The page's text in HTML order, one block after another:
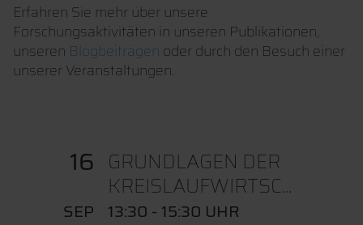
Erfahren Sie mehr über unsere
Forschungsaktivitäten in unseren Publikationen,
unseren Blogbeiträgen oder durch den Besuch einer
unserer Veranstaltungen.
16 GRUNDLAGEN DER
KREISLAUFWIRTSC...
SEP 13:30 - 15:30 UHR